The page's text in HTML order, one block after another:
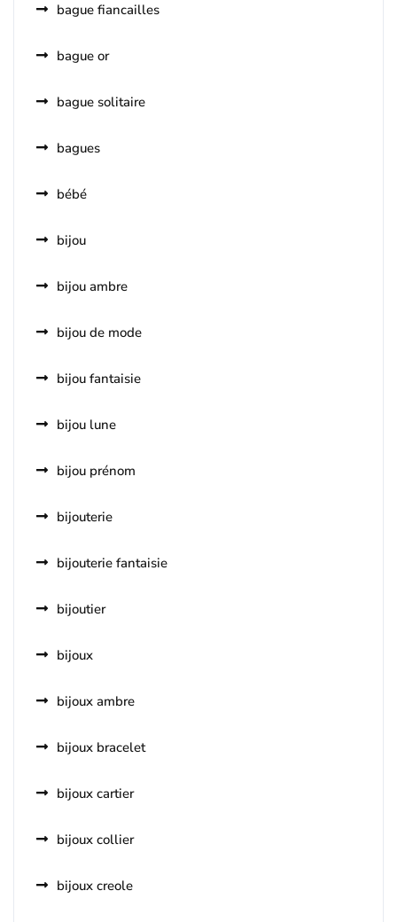
bague fiancailles
bague or
bague solitaire
bagues
bébé
bijou
bijou ambre
bijou de mode
bijou fantaisie
bijou lune
bijou prénom
bijouterie
bijouterie fantaisie
bijoutier
bijoux
bijoux ambre
bijoux bracelet
bijoux cartier
bijoux collier
bijoux creole